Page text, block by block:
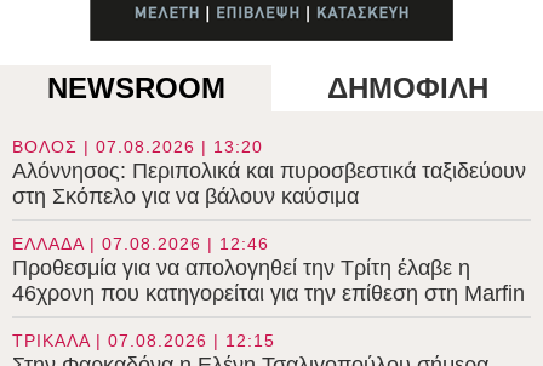
NEWSROOM ΔΗΜΟΦΙΛΗ
ΒΟΛΟΣ | 07.08.2026 | 13:20
Αλόννησος: Περιπολικά και πυροσβεστικά ταξιδεύουν
στη Σκόπελο για να βάλουν καύσιμα
ΕΛΛΑΔΑ | 07.08.2026 | 12:46
Προθεσμία για να απολογηθεί την Τρίτη έλαβε η
46χρονη που κατηγορείται για την επίθεση στη Marfin
ΤΡΙΚΑΛΑ | 07.08.2026 | 12:15